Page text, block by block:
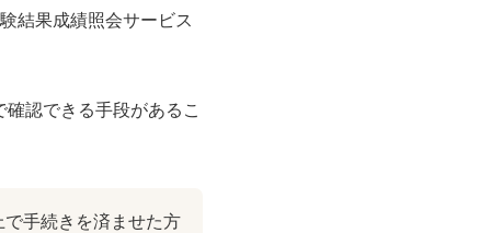
結果成績照会サービス
認できる手段があるこ
手続きを済ませた方